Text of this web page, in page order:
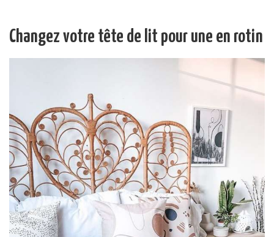
Changez votre tête de lit pour une en rotin